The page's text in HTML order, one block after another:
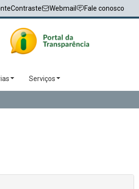
Contraste Webmail Fale conosco
Serviços